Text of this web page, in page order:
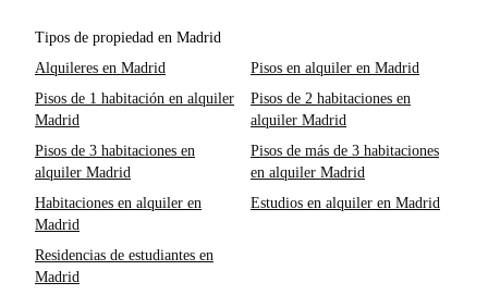
Tipos de propiedad en Madrid
Alquileres en Madrid
Pisos en alquiler en Madrid
Pisos de 1 habitación en alquiler
Madrid
Pisos de 2 habitaciones en
alquiler Madrid
Pisos de 3 habitaciones en
alquiler Madrid
Pisos de más de 3 habitaciones
en alquiler Madrid
Habitaciones en alquiler en
Madrid
Estudios en alquiler en Madrid
Residencias de estudiantes en
Madrid